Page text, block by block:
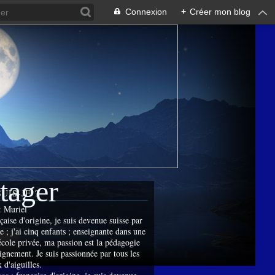
Connexion + Créer mon blog
JE ?
Muriel